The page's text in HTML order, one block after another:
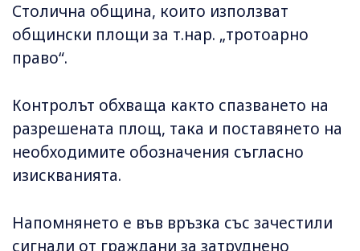
Столична община, които използват
общински площи за т.нар. „тротоарно
право“.
Контролът обхваща както спазването на
разрешената площ, така и поставянето на
необходимите обозначения съгласно
изискванията.
Напомнянето е във връзка със зачестили
сигнали от граждани за затруднено